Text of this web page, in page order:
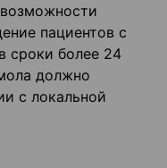
пациентов с
сроки более 24
должно
с локальной